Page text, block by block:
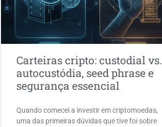
Carteiras cripto: custodial vs.
autocustódia, seed phrase e
segurança essencial
Quando comecei a investir em criptomoedas,
uma das primeiras dúvidas que tive foi sobre